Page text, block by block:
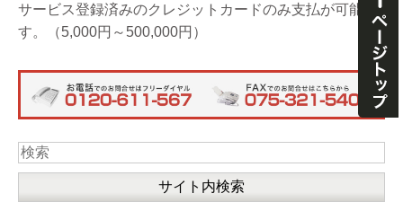
サービス登録済みのクレジットカードのみ支払が可能で
す。（5,000円～500,000円）